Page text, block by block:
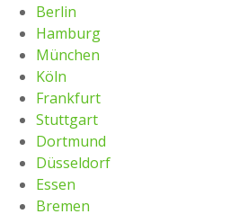
Berlin
Hamburg
München
Köln
Frankfurt
Stuttgart
Dortmund
Düsseldorf
Essen
Bremen